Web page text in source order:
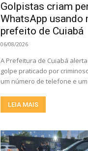
Golpistas criam
WhatsApp usando
prefeito de Cuiabá
06/08/2026
A Prefeitura de Cuiabá
golpe praticado por
um número de telefone e
LEIA MAIS